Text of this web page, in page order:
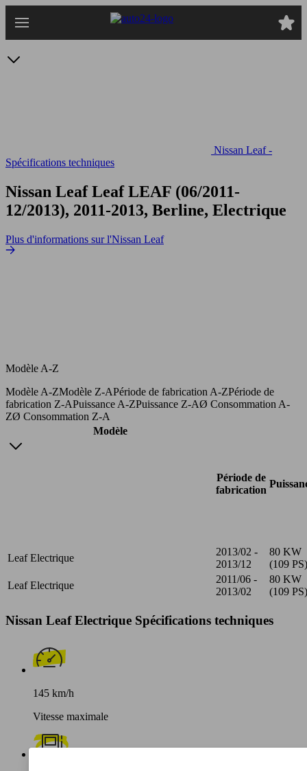
au
Nissan Leaf -
Spécifications techniques
Nissan Leaf LeafLEAF (06/2011-
12/2013), 2011-2013, Berline, Electrique
Plus d'informations sur l'Nissan Leaf
Modèle A-Z
Modèle A-ZModèle Z-APériode de fabrication A-ZPériode de
fabrication Z-APuissance A-ZPuissance Z-AØ Consommation A-
ZØ Consommation Z-A
Modèle
Période de
fabrication
Leaf Electrique
2013/02 -
2013/12
80 KW
(109 PS)
Leaf Electrique
2011/06 -
2013/02
80 KW
(109 PS)
Nissan Leaf Electrique Spécifications techniques
145 km/h
Vitesse maximale